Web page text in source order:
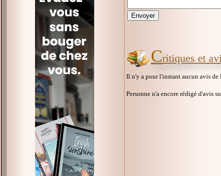
Critiques et
Il n'y a pour l'instant aucun avis
Personne n'a encore rédigé d'avis